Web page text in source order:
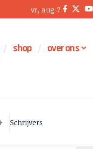
vr, aug 7
shop over ons
Schrijvers